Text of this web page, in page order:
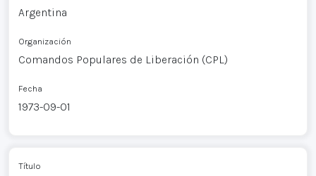
Argentina
Organización
Comandos Populares de Liberación (CPL)
Fecha
1973-09-01
Título